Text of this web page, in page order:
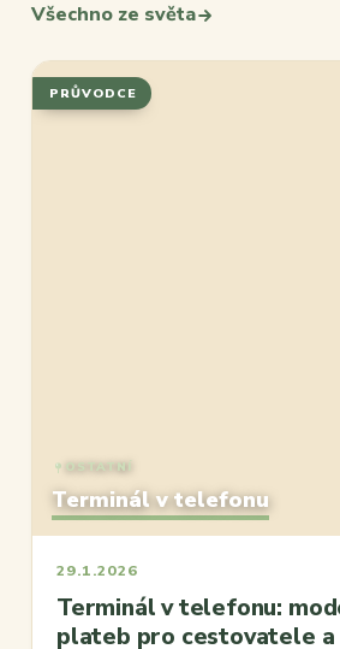
Všechno ze světa
PRŮVODCE
OSTATNÍ
Terminál v telefonu
29.1.2026
Terminál v telefonu:
plateb pro cestovatele a